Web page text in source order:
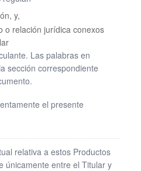
y,
o relación jurídica conexos
Las palabras en
sección correspondiente
el presente
relativa a estos Productos
únicamente entre el Titular y